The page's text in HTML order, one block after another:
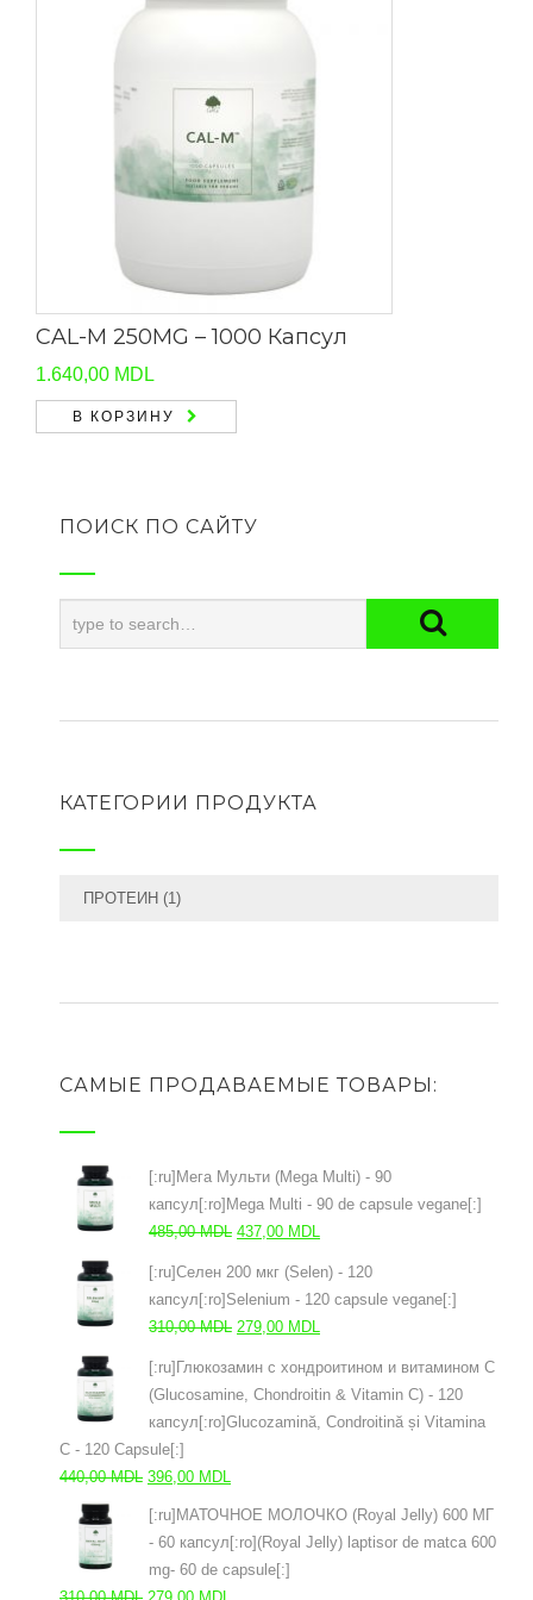
CAL-M 250MG – 1000 Капсул
1.640,00 MDL
В КОРЗИНУ
ПОИСК ПО САЙТУ
КАТЕГОРИИ ПРОДУКТА
ПРОТЕИН (1)
САМЫЕ ПРОДАВАЕМЫЕ ТОВАРЫ:
[:ru]Мега Мульти (Mega Multi) - 90
капсул[:ro]Mega Multi - 90 de capsule vegane[:]
485,00MDL Первоначальная
составляла
437,00 MDL
437,00 MDL.
[:ru]Селен 200 мкг (Selen) - 120
капсул[:ro]Selenium - 120 capsule vegane[:]
310,00MDL Первоначальная
составляла
310,00 MDL.
279,00 MDL
[:ru]Глюкозамин с хондроитином и витамином С
(Glucosamine, Chondroitin & Vitamin C) - 120
капсул[:ro]Glucozamină, Condroitină și Vitamina
C - 120 Capsule[:]
440,00MDL Первоначальная
396,00 MDL
[:ru]МАТОЧНОЕ МОЛОЧКО (Royal Jelly) 600 МГ
- 60 капсул[:ro](Royal Jelly) laptisor de matca 600
mg- 60 de capsule[:]
Первоначальная